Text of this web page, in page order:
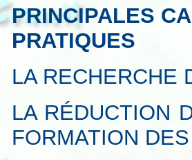
PRINCIPALES
PRATIQUES
LA RECHERCHE
LA RÉDUCTION
FORMATION